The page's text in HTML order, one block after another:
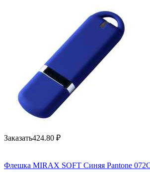
Заказать424.80 ₽
Флешка MIRAX SOFT Синяя Pantone